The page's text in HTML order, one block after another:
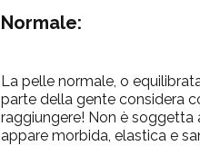
Normale:
La pelle normale, o
parte della gente considera
raggiungere! Non è soggetta
appare morbida, elastica e